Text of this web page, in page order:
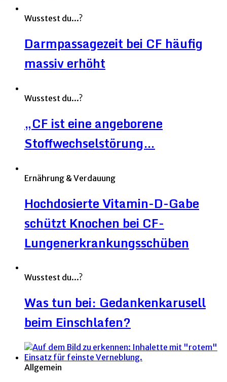
Wusstest du...?
Darmpassagezeit bei CF häufig
massiv erhöht
Wusstest du...?
„CF ist eine angeborene
Stoffwechselstörung…
Ernährung & Verdauung
Hochdosierte Vitamin-D-Gabe
schützt Knochen bei CF-
Lungenerkrankungsschüben
Wusstest du...?
Was tun bei: Gedankenkarusell
beim Einschlafen?
Allgemein